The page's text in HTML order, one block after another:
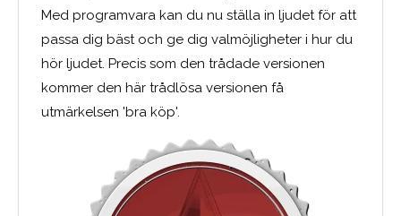
Med programvara kan du nu ställa in ljudet för att
passa dig bäst och ge dig valmöjligheter i hur du
hör ljudet. Precis som den trådade versionen
kommer den här trådlösa versionen få
utmärkelsen 'bra köp'.